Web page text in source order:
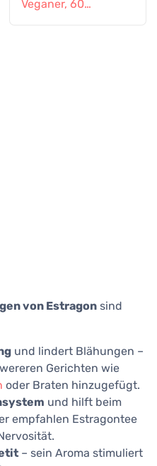
Veganer, 60
von Estragon sind
und lindert Blähungen –
Gerichten wie
oder Braten hinzugefügt.
und hilft beim
empfahlen Estragontee
– sein Aroma stimuliert